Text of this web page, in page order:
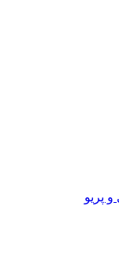
پریو